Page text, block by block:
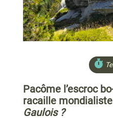
Pacôme l’escroc
racaille
Gaulois ?